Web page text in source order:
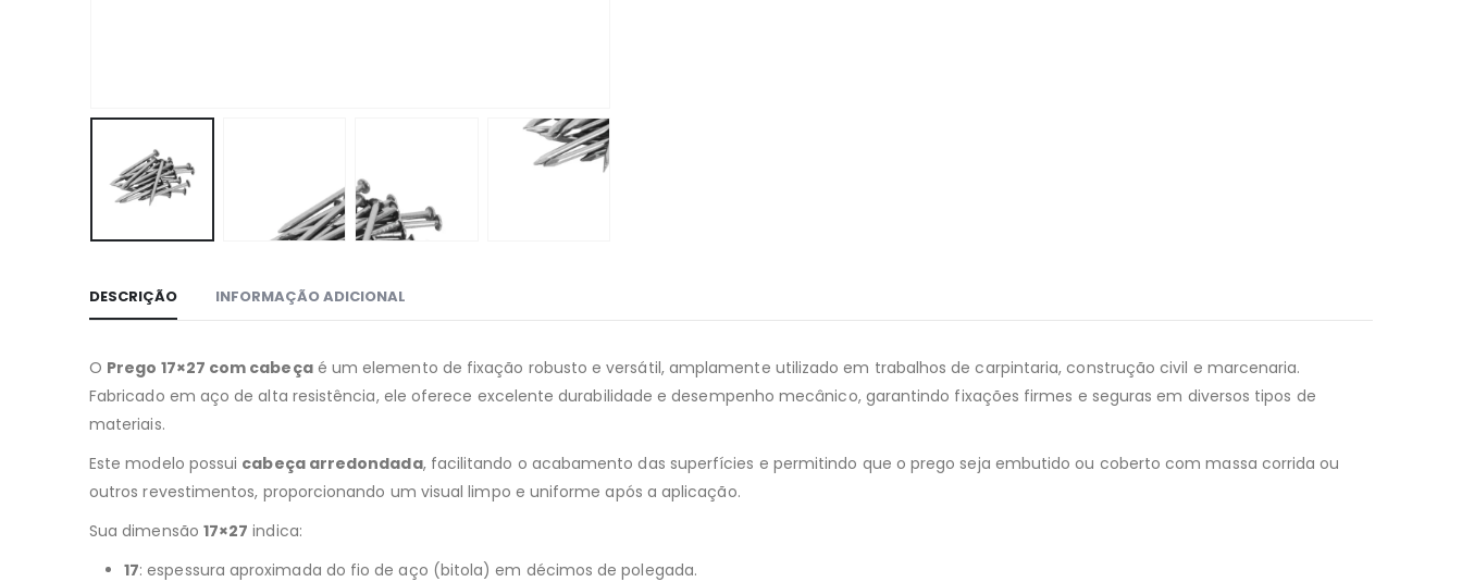
DESCRIÇÃO INFORMAÇÃO ADICIONAL
O Prego 17×27 com cabeçaé um elemento de fixação robusto e versátil, amplamente utilizado em trabalhos de carpintaria, construção civil e marcenaria.
Fabricado em aço de alta resistência, ele oferece excelente durabilidade e desempenho mecânico, garantindo fixações firmes e seguras em diversos tipos de
materiais.
Este modelo possui cabeça arredondada, facilitando o acabamento das superfícies e permitindo que o prego seja embutido ou coberto com massa corrida ou
outros revestimentos, proporcionando um visual limpo e uniforme após a aplicação.
Sua dimensão 17×27 indica:
17: espessura aproximada do fio de aço (bitola) em décimos de polegada.